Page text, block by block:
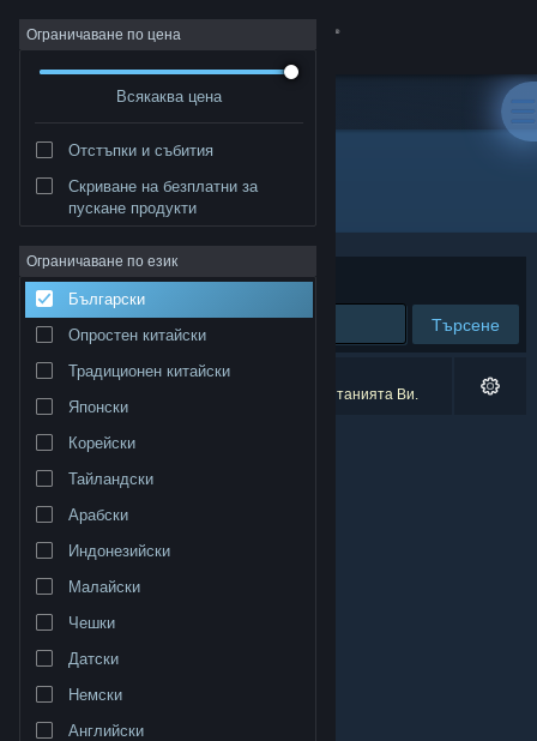
Вписване
Относно
Поддръжка
Смяна на езика
Ограничаване по цена
Всякаква цена
Отстъпки и събития
Скриване на безплатни за
пускане продукти
Ограничаване по език
Български
Опростен китайски
Традиционен китайски
Японски
Корейски
Тайландски
Арабски
Индонезийски
Малайски
Чешки
Датски
Немски
Английски
Разработчик: Wolferion Entertainment
Сортиране по Съответстване
Търсене
0 резултата съответстват на търсенето Ви.
1 заглавие беше изключено спрямо предпочитанията Ви.